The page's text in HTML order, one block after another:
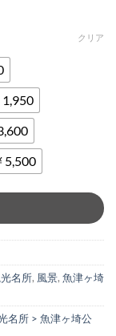
クリア
名所, 風景, 魚津ヶ埼
名所 > 魚津ヶ埼公